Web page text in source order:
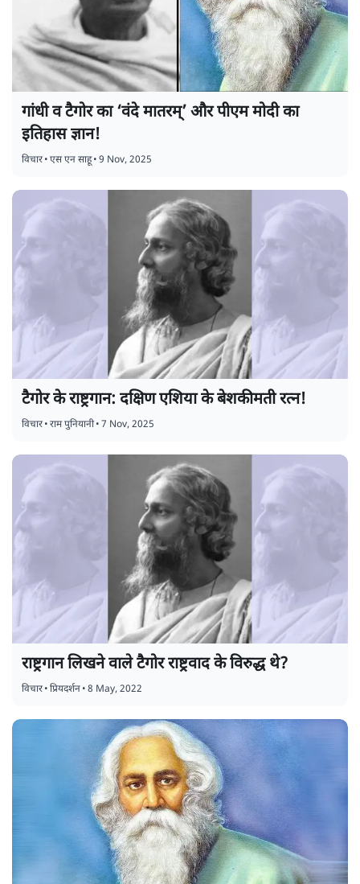
गांधी व टैगोर का ‘वंदे मातरम्’ और पीएम मोदी का
इतिहास ज्ञान!
विचार•एस एन साहू•9 Nov, 2025
टैगोर के राष्ट्रगान: दक्षिण एशिया के बेशकीमती रत्न!
विचार•राम पुनियानी•7 Nov, 2025
राष्ट्रगान लिखने वाले टैगोर राष्ट्रवाद के विरुद्ध थे?
विचार•प्रियदर्शन•8 May, 2022